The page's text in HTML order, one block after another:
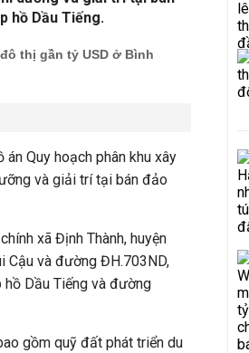
hồ Dầu Tiếng.
thị gần tỷ USD ở Bình
Quy hoạch phân khu xây
và giải trí tại bán đảo
xã Định Thành, huyện
Cậu và đường ĐH.703ND,
hồ Dầu Tiếng và đường
gồm quỹ đất phát triển du